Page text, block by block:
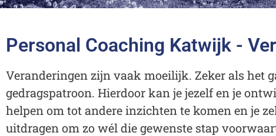
Behaal
Personal Coaching Katwijk -
Veranderingen zijn vaak moeilijk. Zeker als het
gedragspatroon. Hierdoor kan je jezelf en je
helpen om tot andere inzichten te komen en je
uitdragen om zo wél die gewenste stap